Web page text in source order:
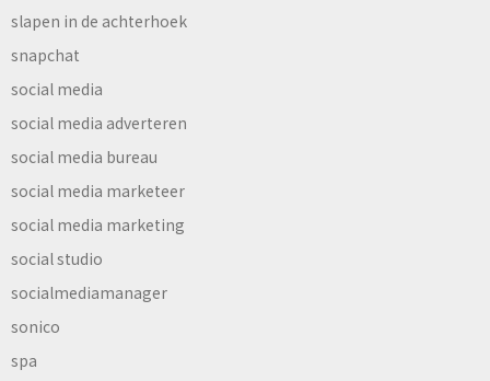
slapen in de achterhoek
snapchat
social media
social media adverteren
social media bureau
social media marketeer
social media marketing
social studio
socialmediamanager
sonico
spa